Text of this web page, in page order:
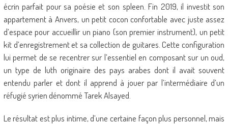
écrin parfait pour sa poésie et son spleen. Fin 2019, il investit son
appartement à Anvers, un petit cocon confortable avec juste assez
d’espace pour accueillir un piano (son premier instrument), un petit
kit d’enregistrement et sa collection de guitares. Cette configuration
lui permet de se recentrer sur l’essentiel en composant sur un oud,
un type de luth originaire des pays arabes dont il avait souvent
entendu parler et dont il apprend à jouer par l’intermédiaire d’un
réfugié syrien dénommé Tarek Alsayed.
Le résultat est plus intime, d’une certaine façon plus personnel, mais